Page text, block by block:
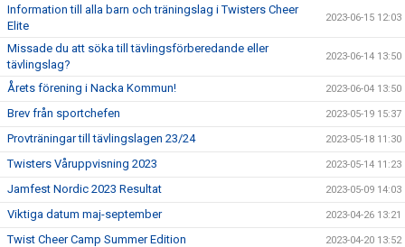
Information till alla barn och träningslag i Twisters Cheer
Elite
2023-06-15 12:03
Missade du att söka till tävlingsförberedande eller
tävlingslag?
2023-06-14 13:50
Årets förening i Nacka Kommun! 2023-06-04 13:50
Brev från sportchefen 2023-05-19 15:37
Provträningar till tävlingslagen 23/24 2023-05-18 11:30
Twisters Våruppvisning 2023 2023-05-14 11:23
Jamfest Nordic 2023 Resultat 2023-05-09 14:03
Viktiga datum maj-september 2023-04-26 13:21
Twist Cheer Camp Summer Edition 2023-04-20 13:52